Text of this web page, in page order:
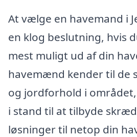
At vælge en havemand i
en klog beslutning, hvis
mest muligt ud af din
havemænd kender til de
og jordforhold i
i stand til at tilbyde
løsninger til netop din